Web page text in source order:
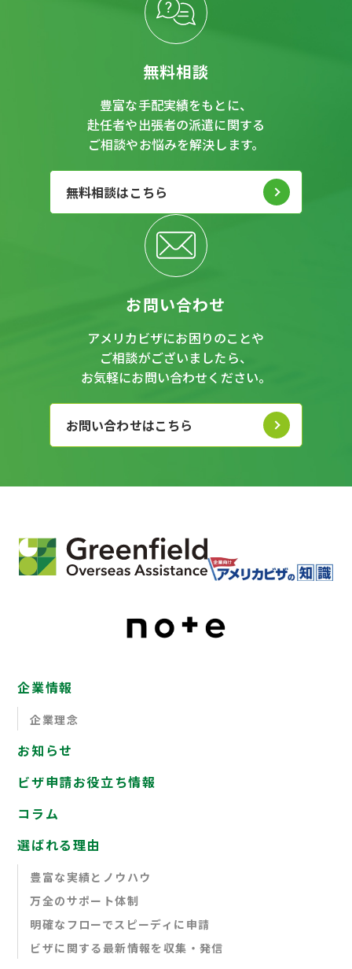
無料相談
豊富な手配実績をもとに、
赴任者や出張者の派遣に関する
ご相談やお悩みを解決します。
無料相談はこちら
お問い合わせ
アメリカビザにお困りのことや
ご相談がございましたら、
お気軽にお問い合わせください。
お問い合わせはこちら
企業情報
企業理念
お知らせ
ビザ申請お役立ち情報
コラム
選ばれる理由
豊富な実績とノウハウ
万全のサポート体制
明確なフローでスピーディに申請
ビザに関する最新情報を収集・発信